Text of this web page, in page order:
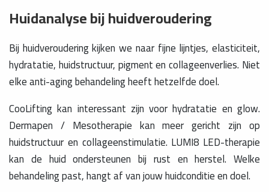
Huidanalyse bij huidveroudering
Bij huidveroudering kijken we naar fijne lijntjes, elasticiteit,
hydratatie, huidstructuur, pigment en collageenverlies. Niet
elke anti-aging behandeling heeft hetzelfde doel.
CooLifting kan interessant zijn voor hydratatie en glow.
Dermapen / Mesotherapie kan meer gericht zijn op
huidstructuur en collageenstimulatie. LUMI8 LED-therapie
kan de huid ondersteunen bij rust en herstel. Welke
behandeling past, hangt af van jouw huidconditie en doel.